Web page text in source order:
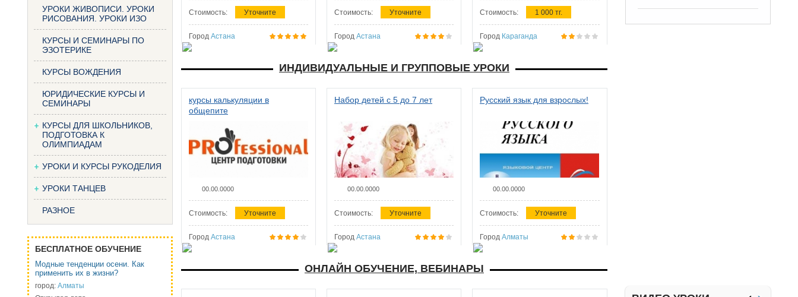
УРОКИ ЖИВОПИСИ. УРОКИ
РИСОВАНИЯ. УРОКИ ИЗО
КУРСЫ И СЕМИНАРЫ ПО
ЭЗОТЕРИКЕ
КУРСЫ ВОЖДЕНИЯ
ЮРИДИЧЕСКИЕ КУРСЫ И
СЕМИНАРЫ
КУРСЫ ДЛЯ ШКОЛЬНИКОВ,
ПОДГОТОВКА К
ОЛИМПИАДАМ
УРОКИ И КУРСЫ РУКОДЕЛИЯ
УРОКИ ТАНЦЕВ
РАЗНОЕ
БЕСПЛАТНОЕ ОБУЧЕНИЕ
Модные тенденции осени. Как
применить их в жизни?
город: Алматы
Стоимость: Уточните
Город Астана
Стоимость: Уточните
Город Астана
Стоимость: 1 000 тг.
Город Караганда
ИНДИВИДУАЛЬНЫЕ И ГРУППОВЫЕ УРОКИ
курсы калькуляции в
общепите
00.00.0000
Стоимость: Уточните
Город Астана
Набор детей с 5 до 7 лет
00.00.0000
Стоимость: Уточните
Город Астана
Русский язык для взрослых!
00.00.0000
Стоимость: Уточните
Город Алматы
ОНЛАЙН ОБУЧЕНИЕ, ВЕБИНАРЫ